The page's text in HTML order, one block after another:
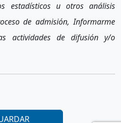
estadísticos u otros análisis
de admisión, Informarme
actividades de difusión y/o